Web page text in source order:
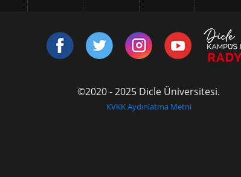
©2020 - 2025 Dicle Üniversitesi.
KVKK Aydınlatma Metni